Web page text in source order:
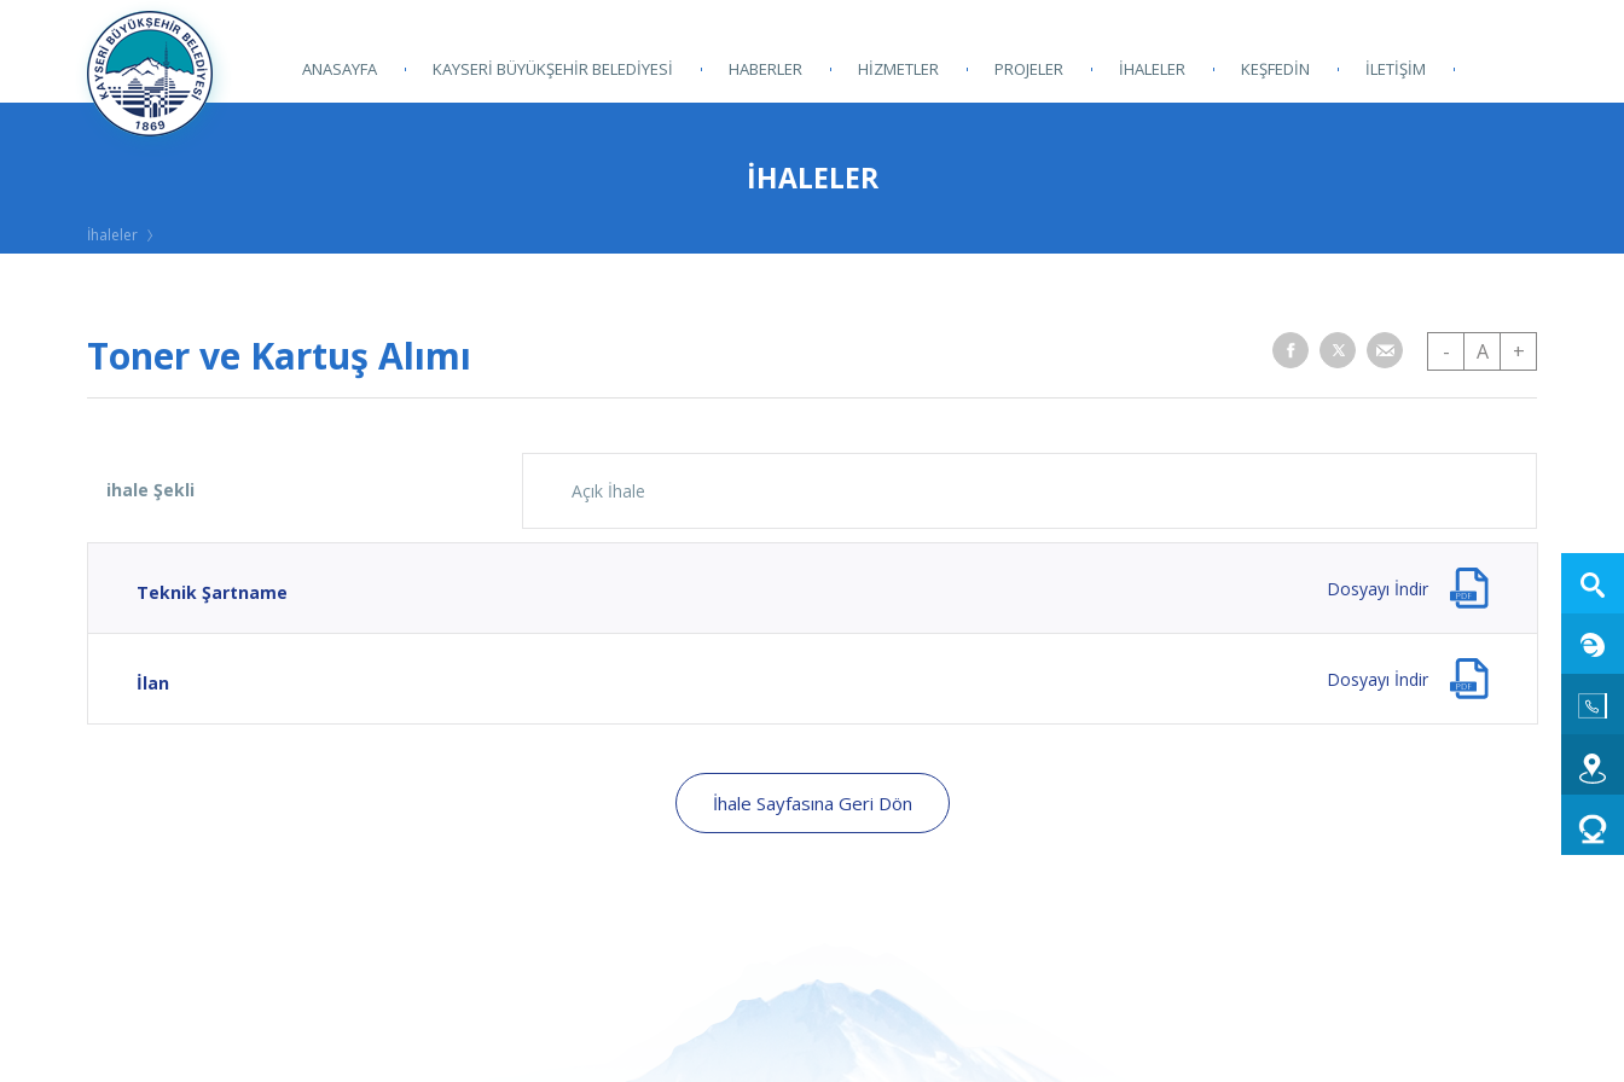
ANASAYFA KAYSERİ BÜYÜKŞEHİR BELEDİYESİ HABERLER HİZMETLER PROJELER İHALELER KEŞFEDİN İLETİŞİM
İHALELER
İhaleler
Toner ve Kartuş Alımı - A +
ihale Şekli Açık İhale
Teknik Şartname Dosyayı İndir
İlan Dosyayı İndir
İhale Sayfasına Geri Dön